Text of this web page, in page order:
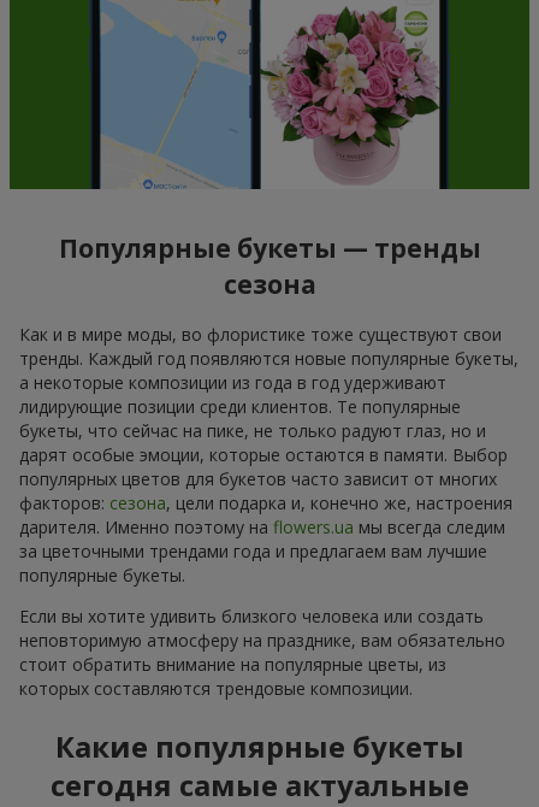
Популярные букеты — тренды
сезона
Как и в мире моды, во флористике тоже существуют свои
тренды. Каждый год появляются новые популярные букеты,
а некоторые композиции из года в год удерживают
лидирующие позиции среди клиентов. Те популярные
букеты, что сейчас на пике, не только радуют глаз, но и
дарят особые эмоции, которые остаются в памяти. Выбор
популярных цветов для букетов часто зависит от многих
факторов: сезона, цели подарка и, конечно же, настроения
дарителя. Именно поэтому на flowers.ua мы всегда следим
за цветочными трендами года и предлагаем вам лучшие
популярные букеты.
Если вы хотите удивить близкого человека или создать
неповторимую атмосферу на празднике, вам обязательно
стоит обратить внимание на популярные цветы, из
которых составляются трендовые композиции.
Какие популярные букеты
сегодня самые актуальные